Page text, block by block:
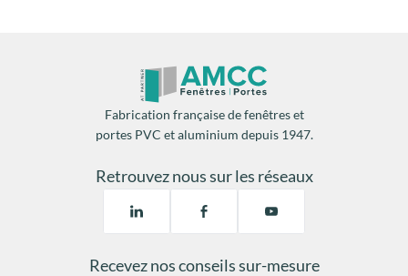
Fabrication française de fenêtres et
portes PVC et aluminium depuis 1947.
Retrouvez nous sur les réseaux
Recevez nos conseils sur-mesure